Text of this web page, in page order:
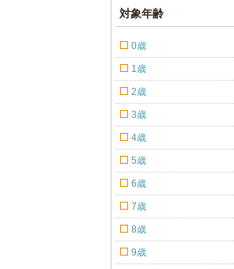
対象年齢
0歳
1歳
2歳
3歳
4歳
5歳
6歳
7歳
8歳
9歳